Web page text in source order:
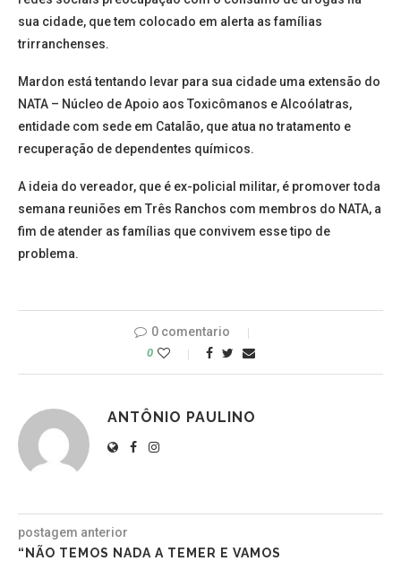
sua cidade, que tem colocado em alerta as famílias
trirranchenses.
Mardon está tentando levar para sua cidade uma extensão do
NATA – Núcleo de Apoio aos Toxicômanos e Alcoólatras,
entidade com sede em Catalão, que atua no tratamento e
recuperação de dependentes químicos.
A ideia do vereador, que é ex-policial militar, é promover toda
semana reuniões em Três Ranchos com membros do NATA, a
fim de atender as famílias que convivem esse tipo de
problema.
0 comentario
0
ANTÔNIO PAULINO
postagem anterior
“NÃO TEMOS NADA A TEMER E VAMOS